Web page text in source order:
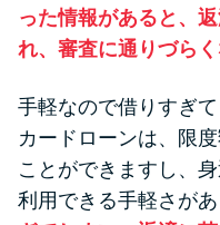
った情報があると、
れ、審査に通りづら
手軽なので借りすぎて
カードローンは、限
ことができますし、
利用できる手軽さが